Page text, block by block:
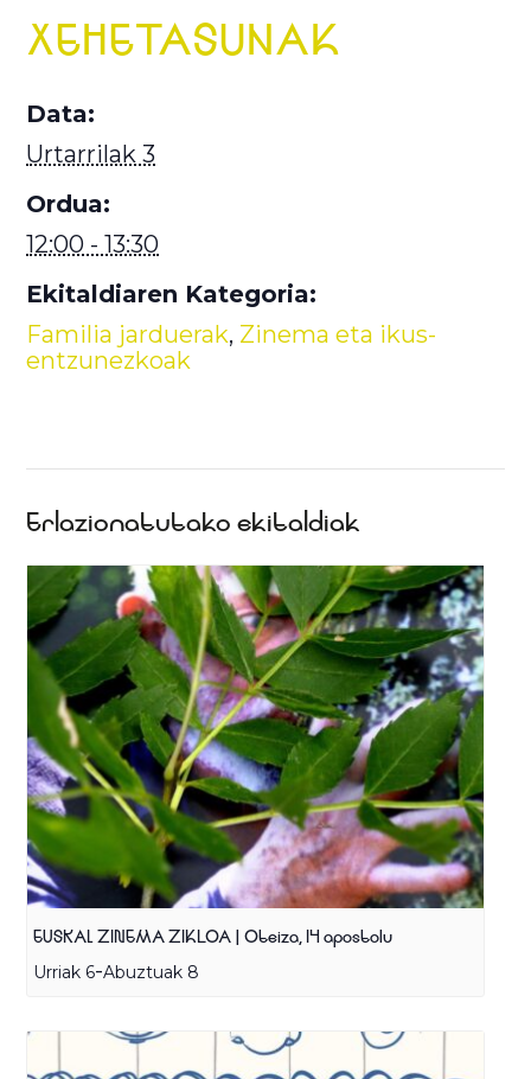
XEHETASUNAK
Data:
Urtarrilak 3
Ordua:
12:00 - 13:30
Ekitaldiaren Kategoria:
Familia jarduerak, Zinema eta ikus-
entzunezkoak
Erlazionatutako ekitaldiak
EUSKAL ZINEMA ZIKLOA | Oteiza, 14 apostolu
Urriak 6-Abuztuak 8